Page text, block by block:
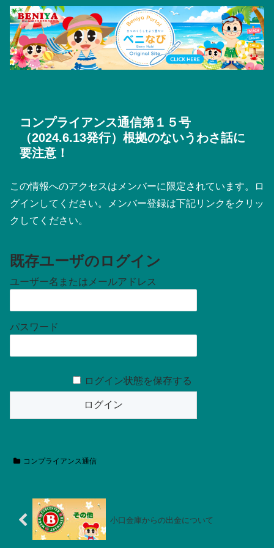
コンプライアンス通信第１５号
（2024.6.13発行）根拠のないうわさ話に
要注意！
この情報へのアクセスはメンバーに限定されています。ロ
グインしてください。メンバー登録は下記リンクをクリッ
クしてください。
既存ユーザのログイン
ユーザー名またはメールアドレス
パスワード
ログイン状態を保存する
コンプライアンス通信
小口金庫からの出金について